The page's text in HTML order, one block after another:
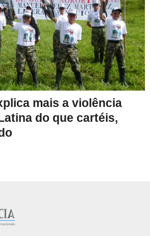
mais a violência
do que cartéis,